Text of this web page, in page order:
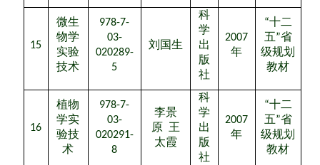
15
微生
物学
实验
技术
978-7-
03-
020289-
5
刘国生
科
学
出
版
社
2007
年
“十二
五”省
级规划
教材
16
植物
学实
验技
术
978-7-
03-
020291-
8
李景
原 王
太霞
科
学
出
版
社
2007
年
“十二
五”省
级规划
教材